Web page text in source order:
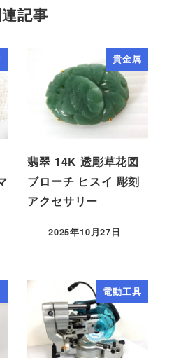
記事
貴金属
翡翠 14K 透彫草花図
ブローチ ヒスイ 彫刻
アクセサリー
2025年10月27日
電動工具